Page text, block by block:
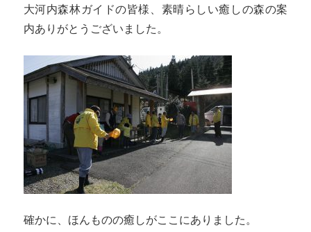
大河内森林ガイドの皆様、素晴らしい癒しの森の案
内ありがとうございました。
確かに、ほんものの癒しがここにありました。